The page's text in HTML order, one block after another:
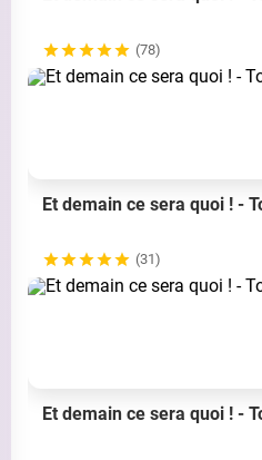
(78)
Et demain ce sera quoi ! -
(31)
Et demain ce sera quoi ! -